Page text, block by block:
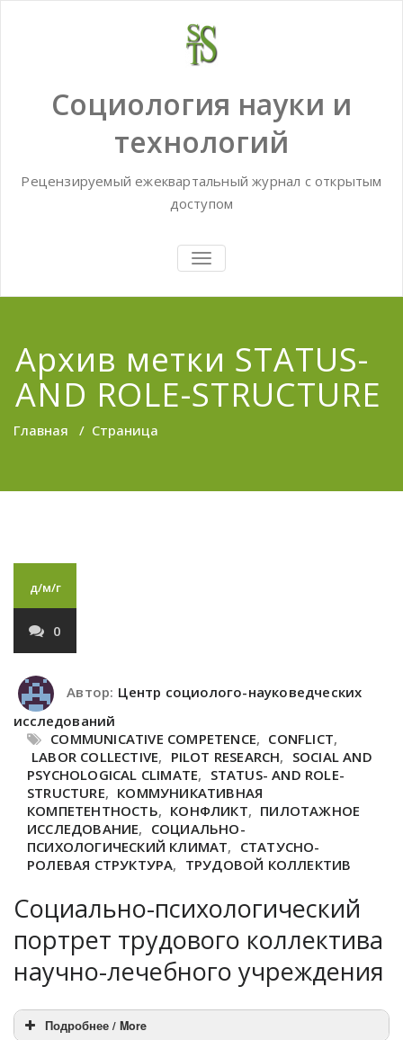
Социология науки и
технологий
Рецензируемый ежеквартальный журнал с открытым
доступом
TOGGLE
NAVIGATION
Архив метки STATUS-
AND ROLE-STRUCTURE
Главная / Страница
д/м/г
0
Автор: Центр социолого-науковедческих
исследований
COMMUNICATIVE COMPETENCE, CONFLICT,
LABOR COLLECTIVE, PILOT RESEARCH, SOCIAL AND
PSYCHOLOGICAL CLIMATE, STATUS- AND ROLE-
STRUCTURE, КОММУНИКАТИВНАЯ
КОМПЕТЕНТНОСТЬ, КОНФЛИКТ, ПИЛОТАЖНОЕ
ИССЛЕДОВАНИЕ, СОЦИАЛЬНО-
ПСИХОЛОГИЧЕСКИЙ КЛИМАТ, СТАТУСНО-
РОЛЕВАЯ СТРУКТУРА, ТРУДОВОЙ КОЛЛЕКТИВ
Социально-психологический
портрет трудового коллектива
научно-лечебного учреждения
Подробнее / More